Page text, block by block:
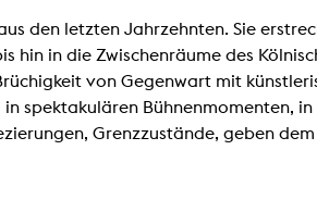
den letzten Jahrzehnten. Sie
hin in die Zwischenräume des
von Gegenwart mit
spektakulären Bühnenmomenten,
Grenzzustände, geben dem